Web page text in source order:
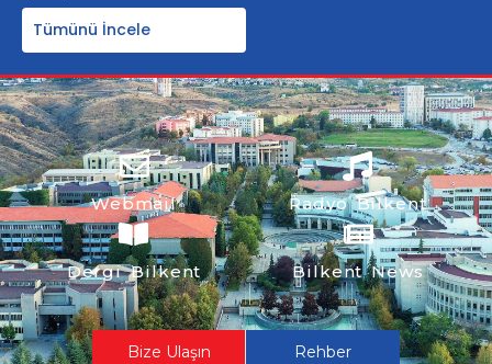
Tümünü İncele
Webmail Radyo Bilkent
Dergi Bilkent Bilkent News
Bize Ulaşın Rehber